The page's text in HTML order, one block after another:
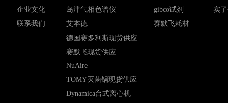
企业文化
联系我们
岛津气相色谱仪
艾本德
德国赛多利斯现货供应
赛默飞现货供应
NuAire
TOMY灭菌锅现货供应
Dynamica台式离心机
gibco试剂
赛默飞耗材
实